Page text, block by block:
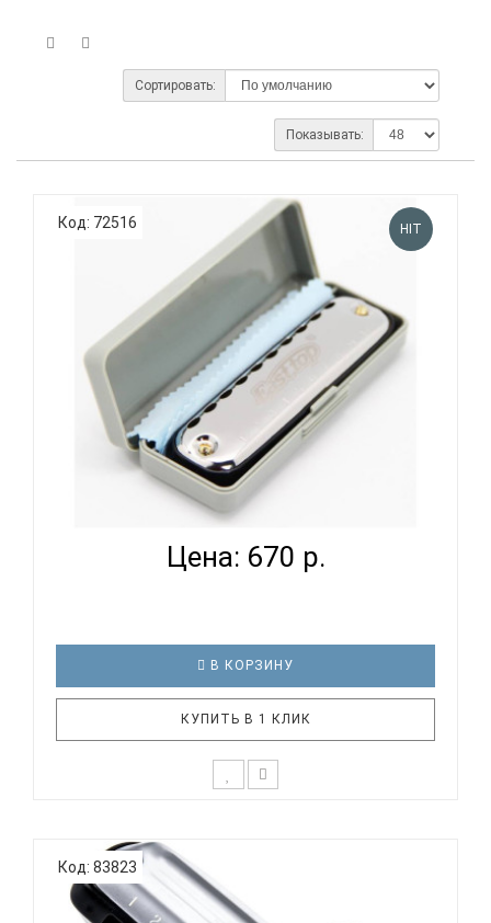
Сортировать:
Показывать:
Код: 72516 HIT
EASTTOP T10-1 C BLACK COMB - ГУБНАЯ
ГАРМОНИКА ДИАТ...
Цена: 670 р.
В КОРЗИНУ
КУПИТЬ В 1 КЛИК
губная гармоника Строй: Richter Количество
отверстий: 10 Платы: медь Язычки: 20, медь
Корпус: ABS пластик, черный Материал крышек:
нержавеющее железо Тональность: C
Код: 83823